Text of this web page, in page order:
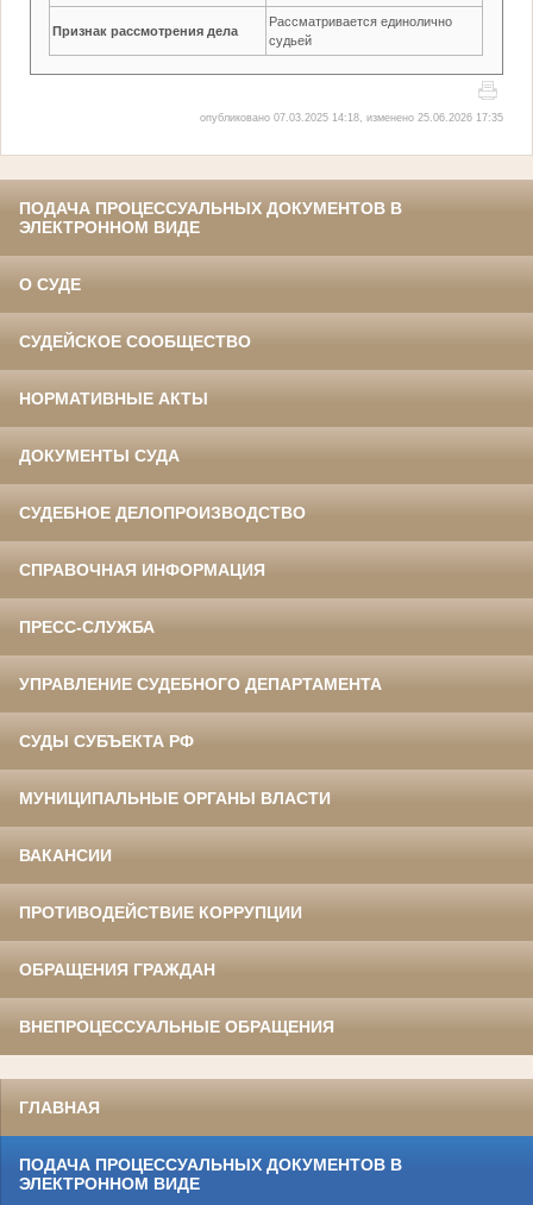
Признак рассмотрения дела
Рассматривается единолично
судьей
опубликовано 07.03.2025 14:18, изменено 25.06.2026 17:35
ПОДАЧА ПРОЦЕССУАЛЬНЫХ ДОКУМЕНТОВ В
ЭЛЕКТРОННОМ ВИДЕ
О СУДЕ
СУДЕЙСКОЕ СООБЩЕСТВО
НОРМАТИВНЫЕ АКТЫ
ДОКУМЕНТЫ СУДА
СУДЕБНОЕ ДЕЛОПРОИЗВОДСТВО
СПРАВОЧНАЯ ИНФОРМАЦИЯ
ПРЕСС-СЛУЖБА
УПРАВЛЕНИЕ СУДЕБНОГО ДЕПАРТАМЕНТА
СУДЫ СУБЪЕКТА РФ
МУНИЦИПАЛЬНЫЕ ОРГАНЫ ВЛАСТИ
ВАКАНСИИ
ПРОТИВОДЕЙСТВИЕ КОРРУПЦИИ
ОБРАЩЕНИЯ ГРАЖДАН
ВНЕПРОЦЕССУАЛЬНЫЕ ОБРАЩЕНИЯ
ГЛАВНАЯ
ПОДАЧА ПРОЦЕССУАЛЬНЫХ ДОКУМЕНТОВ В
ЭЛЕКТРОННОМ ВИДЕ